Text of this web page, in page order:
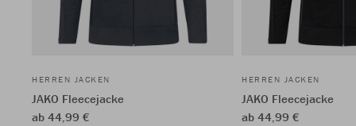
HERREN JACKEN
JAKO Fleecejacke
ab 44,99 €
HERREN JACKEN
JAKO Fleecejacke
ab 44,99 €